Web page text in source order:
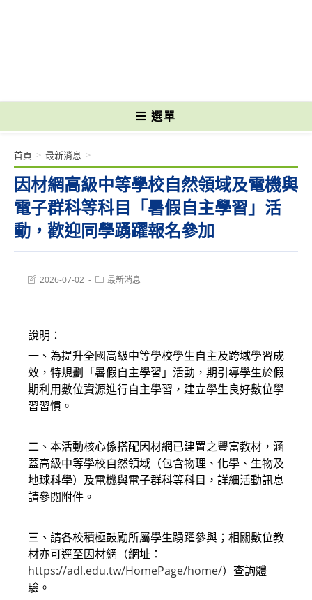
選單
因材網高級中等學校自然領域及電機與
電子群科等科目「暑假自主學習」活
動，歡迎同學踴躍報名參加
首頁 > 最新消息 >
Post2026-07-02
Post最新消息
說明：
一、為提升全國高級中等學校學生自主及跨域學習成
效，特規劃「暑假自主學習」活動，期引導學生於假
期利用數位資源進行自主學習，建立學生良好數位學
習習慣。
二、本活動核心係搭配因材網已建置之豐富教材，涵
蓋高級中等學校自然領域（包含物理、化學、生物及
地球科學）及電機與電子群科等科目，詳細活動訊息
請參閱附件。
三、請各校積極鼓勵所屬學生踴躍參與；相關數位教
材亦可逕至因材網（網址：
https://adl.edu.tw/HomePage/home/）查詢體
驗。